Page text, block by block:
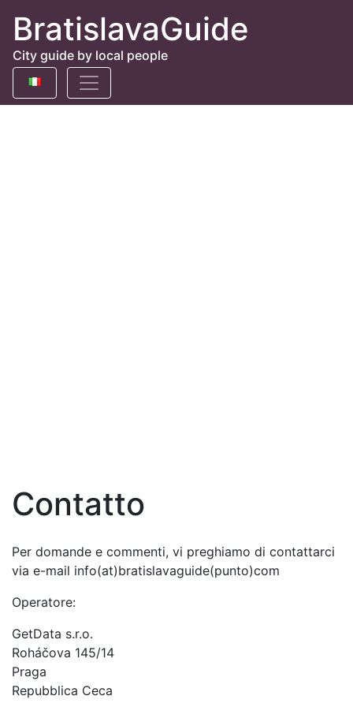
BratislavaGuide
City guide by local people
Contatto
Per domande e commenti, vi preghiamo di contattarci
via e-mail info(at)bratislavaguide(punto)com
Operatore:
GetData s.r.o.
Roháčova 145/14
Praga
Repubblica Ceca